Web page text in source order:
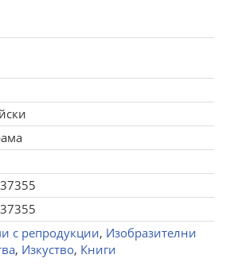
с репродукции, Изобразителни
, Изкуство, Книги